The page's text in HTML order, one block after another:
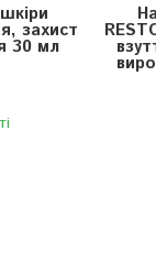
захист
30 мл